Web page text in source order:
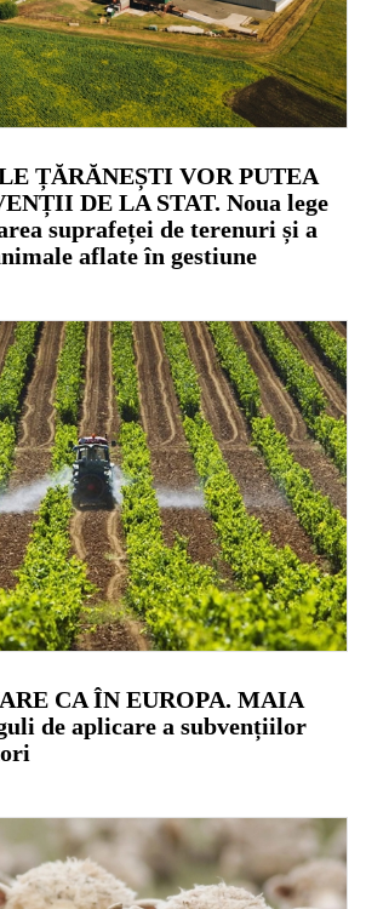
ȚĂRĂNEȘTI VOR PUTEA
DE LA STAT. Noua lege
suprafeței de terenuri și a
aflate în gestiune
CA ÎN EUROPA. MAIA
de aplicare a subvențiilor